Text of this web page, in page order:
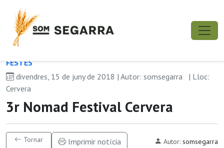
FESTES
divendres, 15 de juny de 2018 | Autor: somsegarra
| Lloc:
Cervera
3r Nomad Festival Cervera
Tornar Imprimir notícia Autor: somsegarra